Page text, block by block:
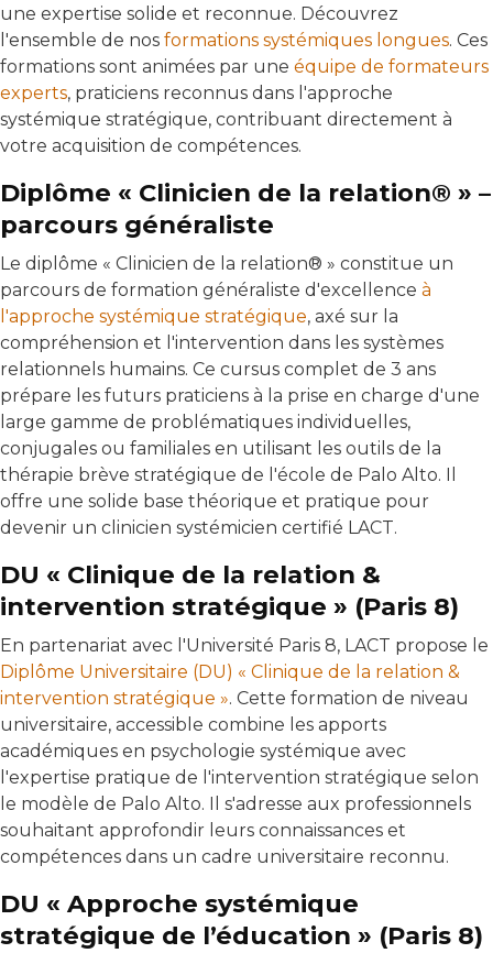
une expertise solide et reconnue. Découvrez
l'ensemble de nos formations systémiques longues. Ces
formations sont animées par une équipe de formateurs
experts, praticiens reconnus dans l'approche
systémique stratégique, contribuant directement à
votre acquisition de compétences.
Diplôme « Clinicien de la relation® » –
parcours généraliste
Le diplôme « Clinicien de la relation® » constitue un
parcours de formation généraliste d'excellence à
l'approche systémique stratégique, axé sur la
compréhension et l'intervention dans les systèmes
relationnels humains. Ce cursus complet de 3 ans
prépare les futurs praticiens à la prise en charge d'une
large gamme de problématiques individuelles,
conjugales ou familiales en utilisant les outils de la
thérapie brève stratégique de l'école de Palo Alto. Il
offre une solide base théorique et pratique pour
devenir un clinicien systémicien certifié LACT.
DU « Clinique de la relation &
intervention stratégique » (Paris 8)
En partenariat avec l'Université Paris 8, LACT propose le
Diplôme Universitaire (DU) « Clinique de la relation &
intervention stratégique ». Cette formation de niveau
universitaire, accessible combine les apports
académiques en psychologie systémique avec
l'expertise pratique de l'intervention stratégique selon
le modèle de Palo Alto. Il s'adresse aux professionnels
souhaitant approfondir leurs connaissances et
compétences dans un cadre universitaire reconnu.
DU « Approche systémique
stratégique de l’éducation » (Paris 8)